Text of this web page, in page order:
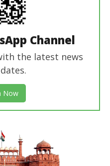
Channel
the latest news
Now